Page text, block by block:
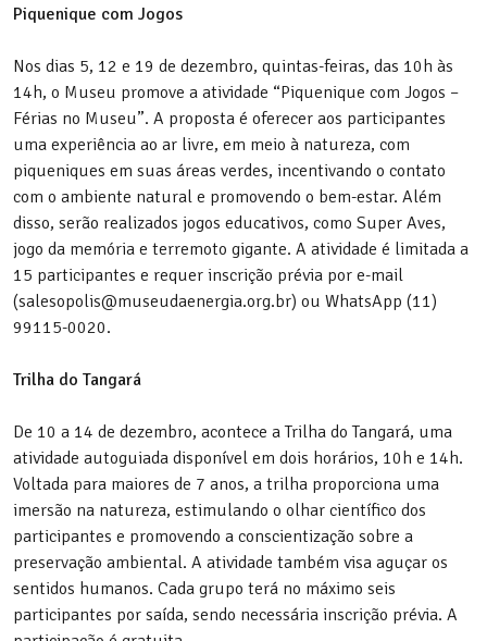
Piquenique com Jogos
Nos dias 5, 12 e 19 de dezembro, quintas-feiras, das 10h às
14h, o Museu promove a atividade “Piquenique com Jogos –
Férias no Museu”. A proposta é oferecer aos participantes
uma experiência ao ar livre, em meio à natureza, com
piqueniques em suas áreas verdes, incentivando o contato
com o ambiente natural e promovendo o bem-estar. Além
disso, serão realizados jogos educativos, como Super Aves,
jogo da memória e terremoto gigante. A atividade é limitada a
15 participantes e requer inscrição prévia por e-mail
(salesopolis@museudaenergia.org.br) ou WhatsApp (11)
99115-0020.
Trilha do Tangará
De 10 a 14 de dezembro, acontece a Trilha do Tangará, uma
atividade autoguiada disponível em dois horários, 10h e 14h.
Voltada para maiores de 7 anos, a trilha proporciona uma
imersão na natureza, estimulando o olhar científico dos
participantes e promovendo a conscientização sobre a
preservação ambiental. A atividade também visa aguçar os
sentidos humanos. Cada grupo terá no máximo seis
participantes por saída, sendo necessária inscrição prévia. A